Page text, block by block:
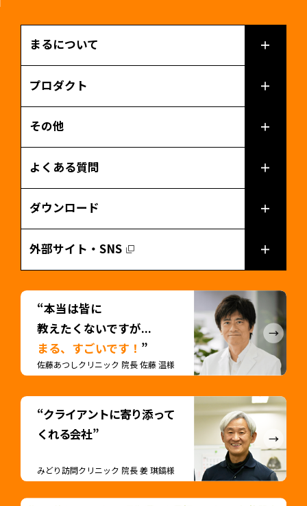
まるについて
プロダクト
その他
よくある質問
ダウンロード
外部サイト・SNS
“本当は皆に
教えたくないですが...
まる、すごいです！ ”
佐藤あつしクリニック 院長 佐藤 温様
“クライアントに寄り添って
くれる会社”
みどり訪問クリニック 院長 姜 琪鎬様